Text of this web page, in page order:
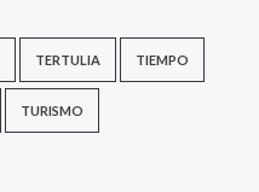
TERTULIA TIEMPO
TURISMO